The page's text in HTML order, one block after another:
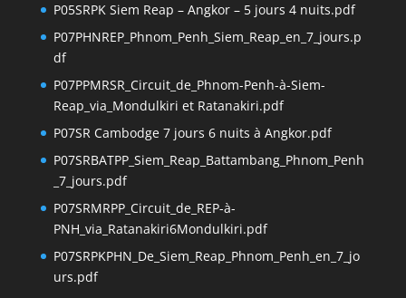
P05SRPK Siem Reap – Angkor – 5 jours 4 nuits.pdf
P07PHNREP_Phnom_Penh_Siem_Reap_en_7_jours.p
df
P07PPMRSR_Circuit_de_Phnom-Penh-à-Siem-
Reap_via_Mondulkiri et Ratanakiri.pdf
P07SR Cambodge 7 jours 6 nuits à Angkor.pdf
P07SRBATPP_Siem_Reap_Battambang_Phnom_Penh
_7_jours.pdf
P07SRMRPP_Circuit_de_REP-à-
PNH_via_Ratanakiri6Mondulkiri.pdf
P07SRPKPHN_De_Siem_Reap_Phnom_Penh_en_7_jo
urs.pdf